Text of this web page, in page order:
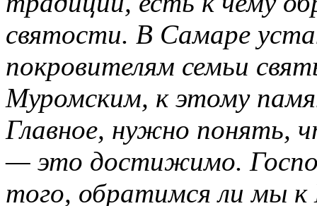
святости. В Самаре
покровителям семьи
Муромским, к этому
Главное, нужно понять,
— это достижимо.
того, обратимся ли мы к